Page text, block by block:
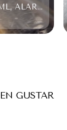
BOOSTER 15ML, ALARGA RETENCIÓN/ACELERA SECADO.
GUSTAR